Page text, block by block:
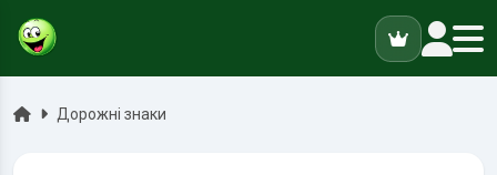
ГоловнаДорожні знаки